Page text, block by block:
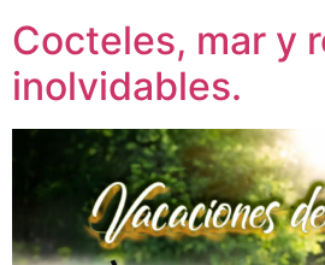
Cocteles, mar y
inolvidables.